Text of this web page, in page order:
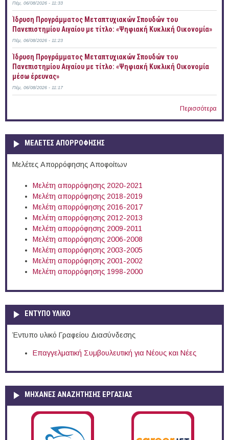
Πέμ, 06/08/2026 - 11:33
Ίδρυση Προγράμματος Μεταπτυχιακών Σπουδών του
Πανεπιστημίου Αιγαίου με τίτλο: «Ψηφιακή Κυκλική Οικονομία»
Πέμ, 06/08/2026 - 11:23
Ίδρυση Προγράμματος Μεταπτυχιακών Σπουδών του
Πανεπιστημίου Αιγαίου με τίτλο: «Ψηφιακή Κυκλική Οικονομία
μέσω έρευνας»
Πέμ, 06/08/2026 - 11:17
Περισσότερα
ΜΕΛΕΤΕΣ ΑΠΟΡΡΟΦΗΣΗΣ
Μελέτες Απορρόφησης Αποφοίτων
Μελέτη απορρόφησης 2020-2021
Μελέτη απορρόφησης 2018-2019
Μελέτη απορρόφησης 2016-2017
Μελέτη απορρόφησης 2012-2013
Μελέτη απορρόφησης 2009-2011
Μελέτη απορρόφησης 2006-2008
Μελέτη απορρόφησης 2003-2005
Μελέτη απορρόφησης 2001-2002
Μελέτη απορρόφησης 1998-2000
ΕΝΤΥΠΟ ΥΛΙΚΟ
Έντυπο υλικό Γραφείου Διασύνδεσης
Επαγγελματική Συμβουλευτική για Νέους και Νέες
ΜΗΧΑΝΕΣ ΑΝΑΖΗΤΗΣΗΣ ΕΡΓΑΣΙΑΣ